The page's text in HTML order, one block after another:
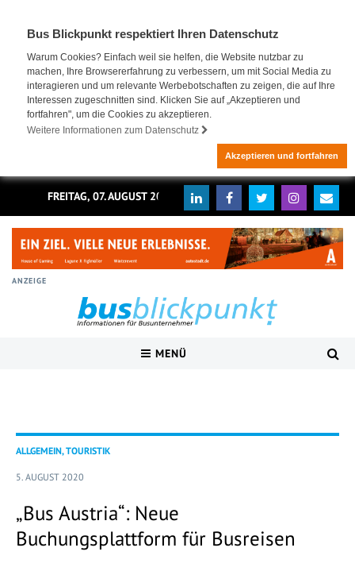
Bus Blickpunkt respektiert Ihren Datenschutz
Warum Cookies? Einfach weil sie helfen, die Website nutzbar zu
machen, Ihre Browsererfahrung zu verbessern, um mit Social Media zu
interagieren und um relevante Werbebotschaften zu zeigen, die auf Ihre
Interessen zugeschnitten sind. Klicken Sie auf „Akzeptieren und
fortfahren", um die Cookies zu akzeptieren.
Weitere Informationen zum Datenschutz
Akzeptieren und fortfahren
FREITAG, 07. AUGUST 2026
ANZEIGE
MENÜ
ALLGEMEIN, TOURISTIK
5. AUGUST 2020
„Bus Austria“: Neue
Buchungsplattform für Busreisen